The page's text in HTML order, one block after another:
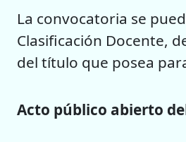
La convocatoria se
Clasificación Docente,
del título que posea
Acto público abierto